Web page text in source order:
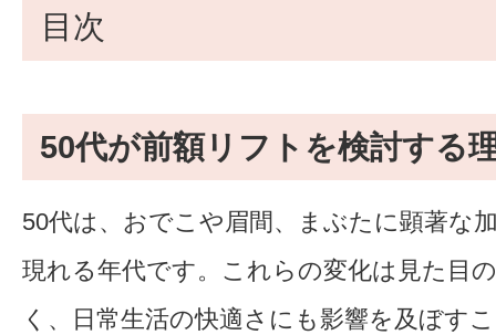
目次
50代が前額リフトを検討する
50代は、おでこや眉間、まぶたに顕著な
現れる年代です。これらの変化は見た目
く、日常生活の快適さにも影響を及ぼす